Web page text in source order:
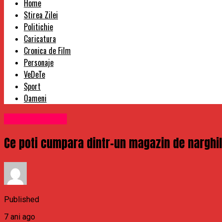
Home
Stirea Zilei
Politichie
Caricatura
Cronica de Film
Personaje
VeDeTe
Sport
Oameni
Ce poti cumpara dintr-un magazin de
Published
7 ani ago